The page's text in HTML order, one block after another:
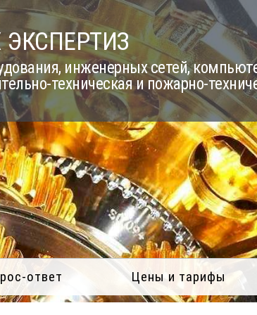
инженерных сетей,
техническая и пожарно-
ответ Цены и тарифы